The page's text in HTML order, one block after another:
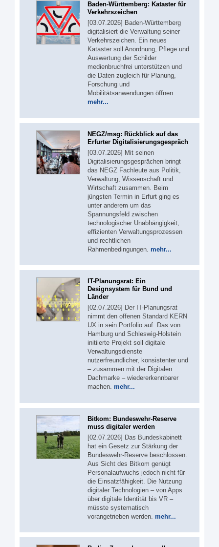
Baden-Württemberg: Kataster für
Verkehrszeichen
[03.07.2026] Baden-Württemberg
digitalisiert die Verwaltung seiner
Verkehrszeichen. Ein neues
Kataster soll Anordnung, Pflege und
Auswertung der Schilder
medienbruchfrei unterstützen und
die Daten zugleich für Planung,
Forschung und
Mobilitätsanwendungen öffnen.
mehr...
NEGZ/msg: Rückblick auf das
Erfurter Digitalisierungsgespräch
[03.07.2026] Mit seinen
Digitalisierungsgesprächen bringt
das NEGZ Fachleute aus Politik,
Verwaltung, Wissenschaft und
Wirtschaft zusammen. Beim
jüngsten Termin in Erfurt ging es
unter anderem um das
Spannungsfeld zwischen
technologischer Unabhängigkeit,
effizienten Verwaltungsprozessen
und rechtlichen
Rahmenbedingungen. mehr...
IT-Planungsrat: Ein
Designsystem für Bund und
Länder
[02.07.2026] Der IT-Planungsrat
nimmt den offenen Standard KERN
UX in sein Portfolio auf. Das von
Hamburg und Schleswig-Holstein
initiierte Projekt soll digitale
Verwaltungsdienste
nutzerfreundlicher, konsistenter und
– zusammen mit der Digitalen
Dachmarke – wiedererkennbarer
machen. mehr...
Bitkom: Bundeswehr-Reserve
muss digitaler werden
[02.07.2026] Das Bundeskabinett
hat ein Gesetz zur Stärkung der
Bundeswehr-Reserve beschlossen.
Aus Sicht des Bitkom genügt
Personalaufwuchs jedoch nicht für
die Einsatzfähigkeit. Die Nutzung
digitaler Technologien – von Apps
über digitale Identität bis VR –
müsste systematisch
vorangetrieben werden. mehr...